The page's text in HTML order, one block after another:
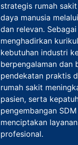
strategis rumah
daya manusia
dan relevan.
menghadirkan
kebutuhan industri
berpengalaman dan
pendekatan praktis
rumah sakit
pasien, serta
pengembangan
menciptakan
profesional.